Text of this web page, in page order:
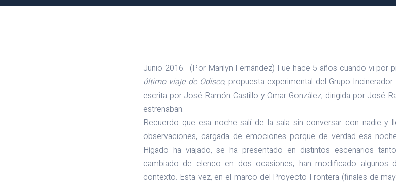
Junio 2016.- (Por Marilyn Fernández) Fue hace 5 años cuando vi por
último viaje de Odiseo, propuesta experimental del Grupo
escrita por José Ramón Castillo y Omar González, dirigida por José
estrenaban.
Recuerdo que esa noche salí de la sala sin conversar con nadie y
observaciones, cargada de emociones porque de verdad esa
Hígado ha viajado, se ha presentado en distintos escenarios
cambiado de elenco en dos ocasiones, han modificado
contexto. Esta vez, en el marco del Proyecto Frontera (finales de